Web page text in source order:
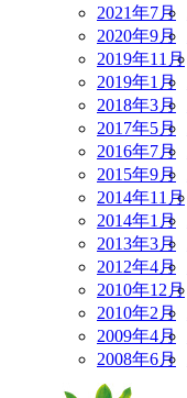
2021年7月
2020年9月
2019年11月
2019年1月
2018年3月
2017年5月
2016年7月
2015年9月
2014年11月
2014年1月
2013年3月
2012年4月
2010年12月
2010年2月
2009年4月
2008年6月